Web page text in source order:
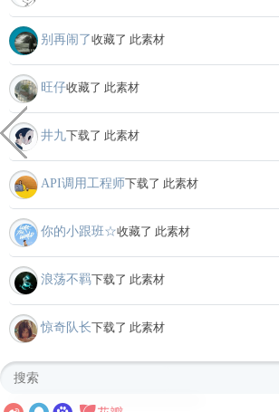
别再闹了收藏了 此素材
旺仔收藏了 此素材
井九下载了 此素材
API调用工程师下载了 此素材
你的小跟班☆收藏了 此素材
浪荡不羁下载了 此素材
惊奇队长下载了 此素材